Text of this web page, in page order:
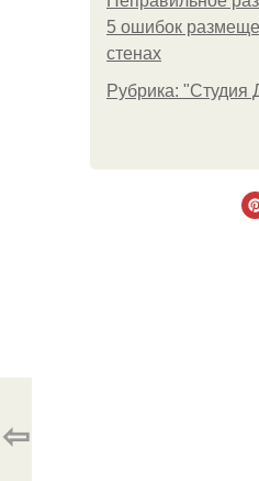
5 ошибок
стенах
Рубрика: "Студия
⇦